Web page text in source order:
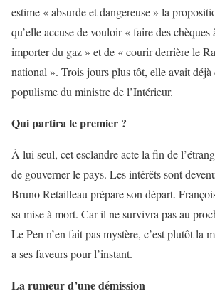
estime « absurde et dangereuse » la
qu’elle accuse de vouloir « faire des
importer du gaz » et de « courir derrière le
national ». Trois jours plus tôt, elle avait déjà
populisme du ministre de l’Intérieur.
Qui partira le premier ?
À lui seul, cet esclandre acte la fin de
de gouverner le pays. Les intérêts sont
Bruno Retailleau prépare son départ.
sa mise à mort. Car il ne survivra pas au
Le Pen n’en fait pas mystère, c’est plutôt la
a ses faveurs pour l’instant.
La rumeur d’une démission